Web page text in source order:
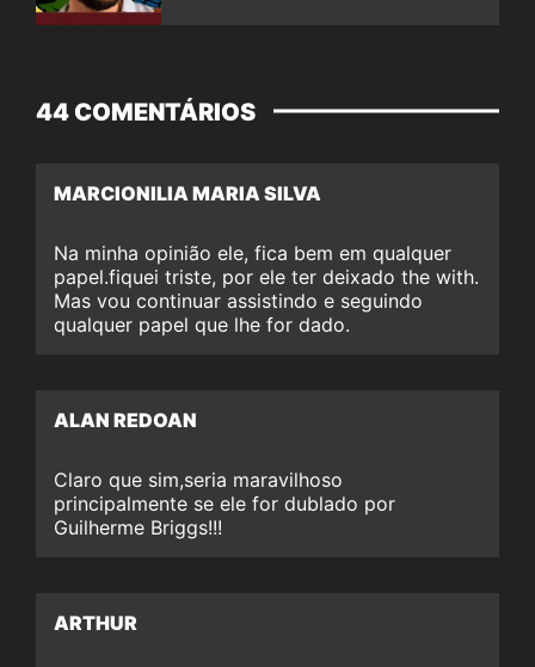
44 COMENTÁRIOS
MARCIONILIA MARIA SILVA
Na minha opinião ele, fica bem em qualquer
papel.fiquei triste, por ele ter deixado the with.
Mas vou continuar assistindo e seguindo
qualquer papel que lhe for dado.
ALAN REDOAN
Claro que sim,seria maravilhoso
principalmente se ele for dublado por
Guilherme Briggs!!!
ARTHUR